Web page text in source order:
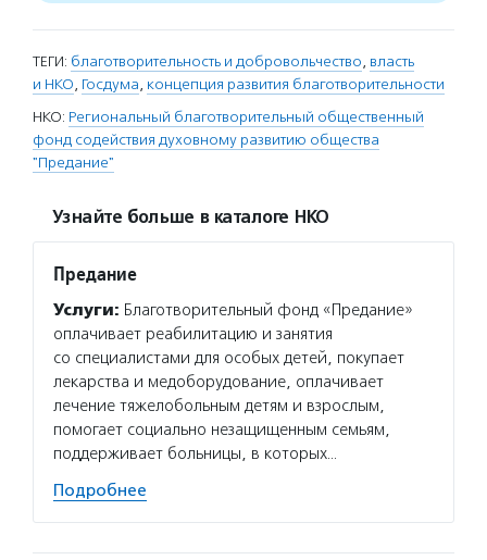
ТЕГИ: благотворительность и добровольчество, власть
и НКО, Госдума, концепция развития благотворительности
НКО: Региональный благотворительный общественный
фонд содействия духовному развитию общества
"Предание"
Узнайте больше в каталоге НКО
Предание
Услуги: Благотворительный фонд «Предание»
оплачивает реабилитацию и занятия
со специалистами для особых детей, покупает
лекарства и медоборудование, оплачивает
лечение тяжелобольным детям и взрослым,
помогает социально незащищенным семьям,
поддерживает больницы, в которых…
Подробнее